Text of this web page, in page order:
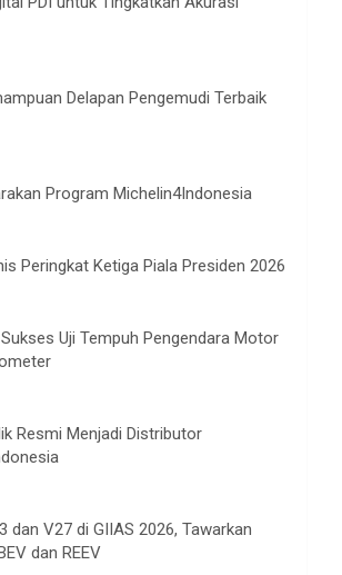
Delapan Pengemudi Terbaik
Program Michelin4Indonesia
Peringkat Ketiga Piala Presiden 2026
Uji Tempuh Pengendara Motor
Resmi Menjadi Distributor
dan V27 di GIIAS 2026, Tawarkan
dan REEV